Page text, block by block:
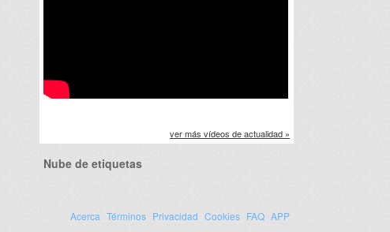
ver más vídeos de actualidad »
Nube de etiquetas
Acerca Términos Privacidad Cookies FAQ APP